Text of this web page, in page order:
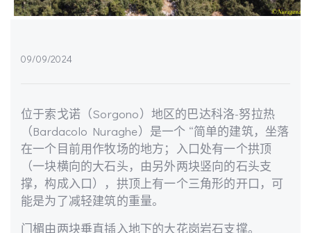
09/09/2024
位于索戈诺（Sorgono）地区的巴达科洛-努拉热
（Bardacolo Nuraghe）是一个 “简单的建筑，坐落
在一个目前用作牧场的地方；入口处有一个拱顶
（一块横向的大石头，由另外两块竖向的石头支
撑，构成入口），拱顶上有一个三角形的开口，可
能是为了减轻建筑的重量。
门楣由两块垂直插入地下的大花岗岩石支撑。